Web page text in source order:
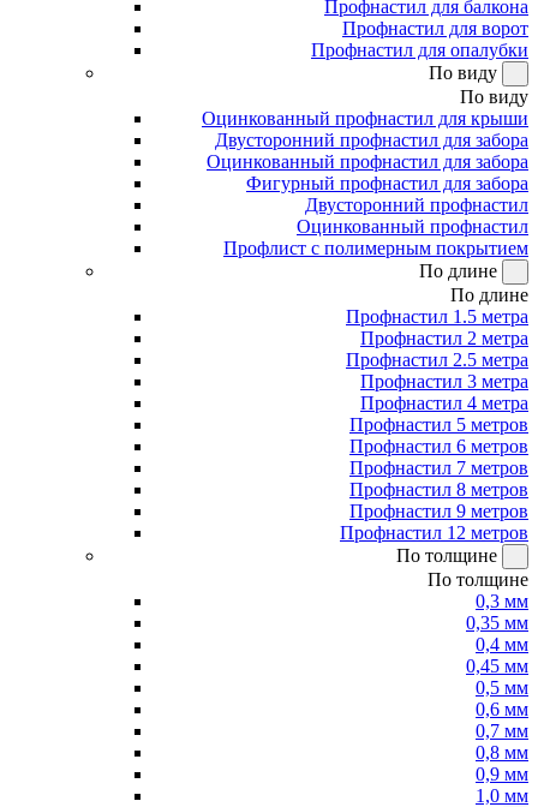
Профнастил для балкона
Профнастил для ворот
Профнастил для опалубки
По виду
По виду
Оцинкованный профнастил для крыши
Двусторонний профнастил для забора
Оцинкованный профнастил для забора
Фигурный профнастил для забора
Двусторонний профнастил
Оцинкованный профнастил
Профлист с полимерным покрытием
По длине
По длине
Профнастил 1.5 метра
Профнастил 2 метра
Профнастил 2.5 метра
Профнастил 3 метра
Профнастил 4 метра
Профнастил 5 метров
Профнастил 6 метров
Профнастил 7 метров
Профнастил 8 метров
Профнастил 9 метров
Профнастил 12 метров
По толщине
По толщине
0,3 мм
0,35 мм
0,4 мм
0,45 мм
0,5 мм
0,6 мм
0,7 мм
0,8 мм
0,9 мм
1,0 мм